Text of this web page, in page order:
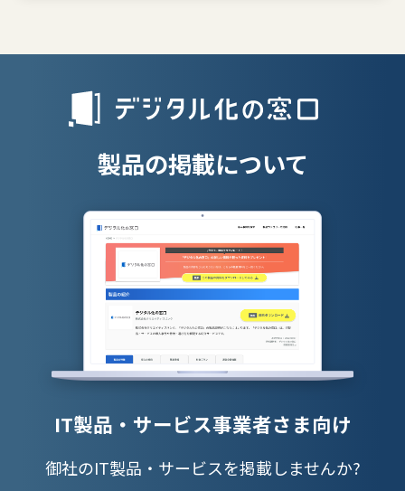
授業支援シス
製品の掲載について
IT製品・サービス事業者さま向け
御社のIT製品・サービスを掲載しませんか?